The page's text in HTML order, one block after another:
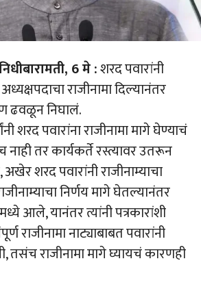
बारामती, 6 मे :शरद पवारांनी
अध्यक्षपदाचा राजीनामा दिल्यानंतर
ढवळून निघालं.
शरद पवारांना राजीनामा मागे घेण्याचं
तर कार्यकर्ते रस्त्यावर उतरून
शरद पवारांनी राजीनाम्याचा
निर्णय मागे घेतल्यानंतर
आले, यानंतर त्यांनी पत्रकारांशी
राजीनामा नाट्याबाबत पवारांनी
तसंच राजीनामा मागे घ्यायचं कारणही